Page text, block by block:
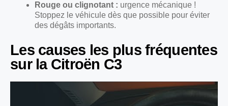
Rouge ou clignotant : urgence mécanique !
Stoppez le véhicule dès que possible pour éviter
des dégâts importants.
Les causes les plus fréquentes
sur la Citroën C3